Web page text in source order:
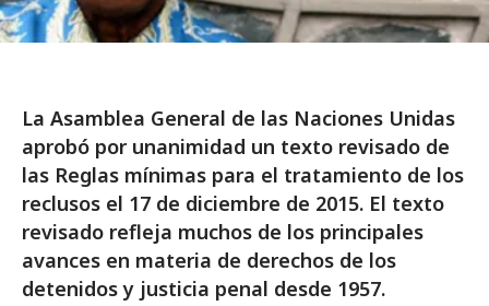
La Asamblea General de las Naciones Unidas
aprobó por unanimidad un texto revisado de
las Reglas mínimas para el tratamiento de los
reclusos el 17 de diciembre de 2015. El texto
revisado refleja muchos de los principales
avances en materia de derechos de los
detenidos y justicia penal desde 1957.